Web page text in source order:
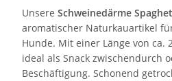
Unsere Schweinedärme
aromatischer Naturkauartikel
Hunde. Mit einer Länge von ca.
ideal als Snack zwischendurch
Beschäftigung. Schonend